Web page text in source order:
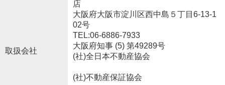
取扱会社
店
大阪府大阪市淀川区西中島５丁目6-13-1
02号
TEL:06-6886-7933
大阪府知事 (5) 第49289号
(社)全日本不動産協会
(社)不動産保証協会